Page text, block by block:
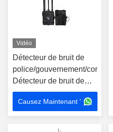
Vidéo
Détecteur de bruit de
police/gouvernement/convoi
Détecteur de bruit de
convoi 500-1000M
Portable RCIED
Détecteur de bruit de
téléphone portable
Causez Maintenant '